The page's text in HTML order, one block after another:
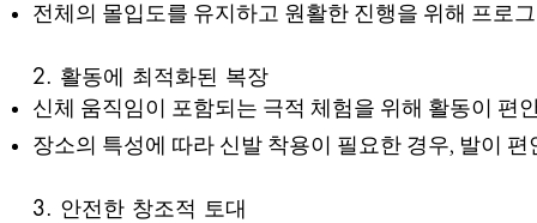
전체의 몰입도를 유지하고 원활한 진행을 위해 프로
2. 활동에 최적화된 복장
신체 움직임이 포함되는 극적 체험을 위해 활동이 편
장소의 특성에 따라 신발 착용이 필요한 경우, 발이
3. 안전한 창조적 토대